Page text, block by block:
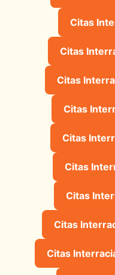
Citas
Citas
Citas
Citas
Citas
Citas
Citas
Citas
Citas